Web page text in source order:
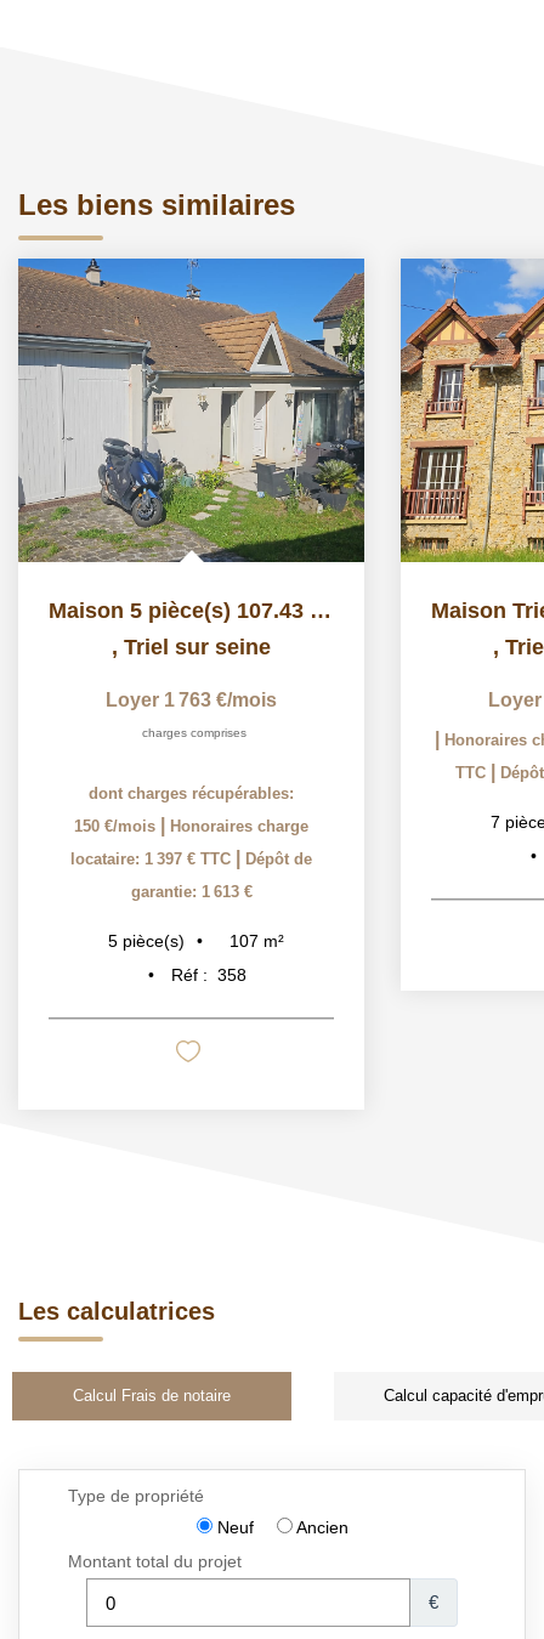
Les biens similaires
Maison 5 pièce(s) 107.43 m2
, Triel sur seine
Loyer 1 763 €/mois
charges comprises
dont charges récupérables:
150 €/mois
Honoraires charge
locataire: 1 397 € TTC
Dépôt de
garantie: 1 613 €
5 pièce(s) 107 m²
Réf : 358
,
Honoraires
TTC
7
Les calculatrices
Calcul Frais de notaire Calcul capacité